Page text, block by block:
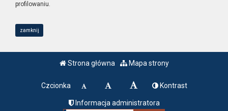
profilowaniu.
zamknij
Strona główna Mapa strony
Czcionka Kontrast
Informacja administratora